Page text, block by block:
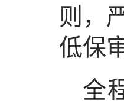
则，
低保
全